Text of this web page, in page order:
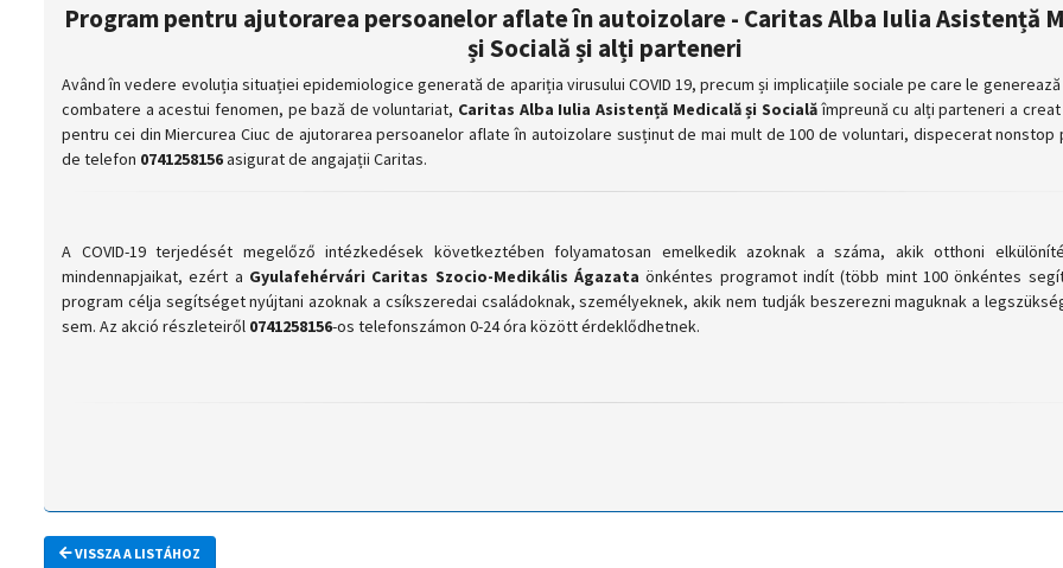
Program pentru ajutorarea persoanelor aflate în autoizolare - Caritas Alba Iulia Asistență
și Socială și alți parteneri
Având în vedere evoluția situației epidemiologice generată de apariția virusului COVID 19, precum și implicațiile sociale pe care le
combatere a acestui fenomen, pe bază de voluntariat, Caritas Alba Iulia Asistență Medicală și Socialăîmpreună cu alți parteneri a creat
pentru cei din Miercurea Ciuc de ajutorarea persoanelor aflate în autoizolare susținut de mai mult de 100 de voluntari, dispecerat nonstop
de telefon 0741258156asigurat de angajații Caritas.
A COVID-19 terjedését megelőző intézkedések következtében folyamatosan emelkedik azoknak a száma, akik otthoni
mindennapjaikat, ezért a Gyulafehérvári Caritas Szocio-Medikális Ágazataönkéntes programot indít (több mint 100 önkéntes
program célja segítséget nyújtani azoknak a csíkszeredai családoknak, személyeknek, akik nem tudják beszerezni maguknak a
sem. Az akció részleteiről 0741258156-os telefonszámon 0-24 óra között érdeklődhetnek.
VISSZA A LISTÁHOZ